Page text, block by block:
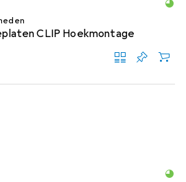
CLIP Hoekmontage